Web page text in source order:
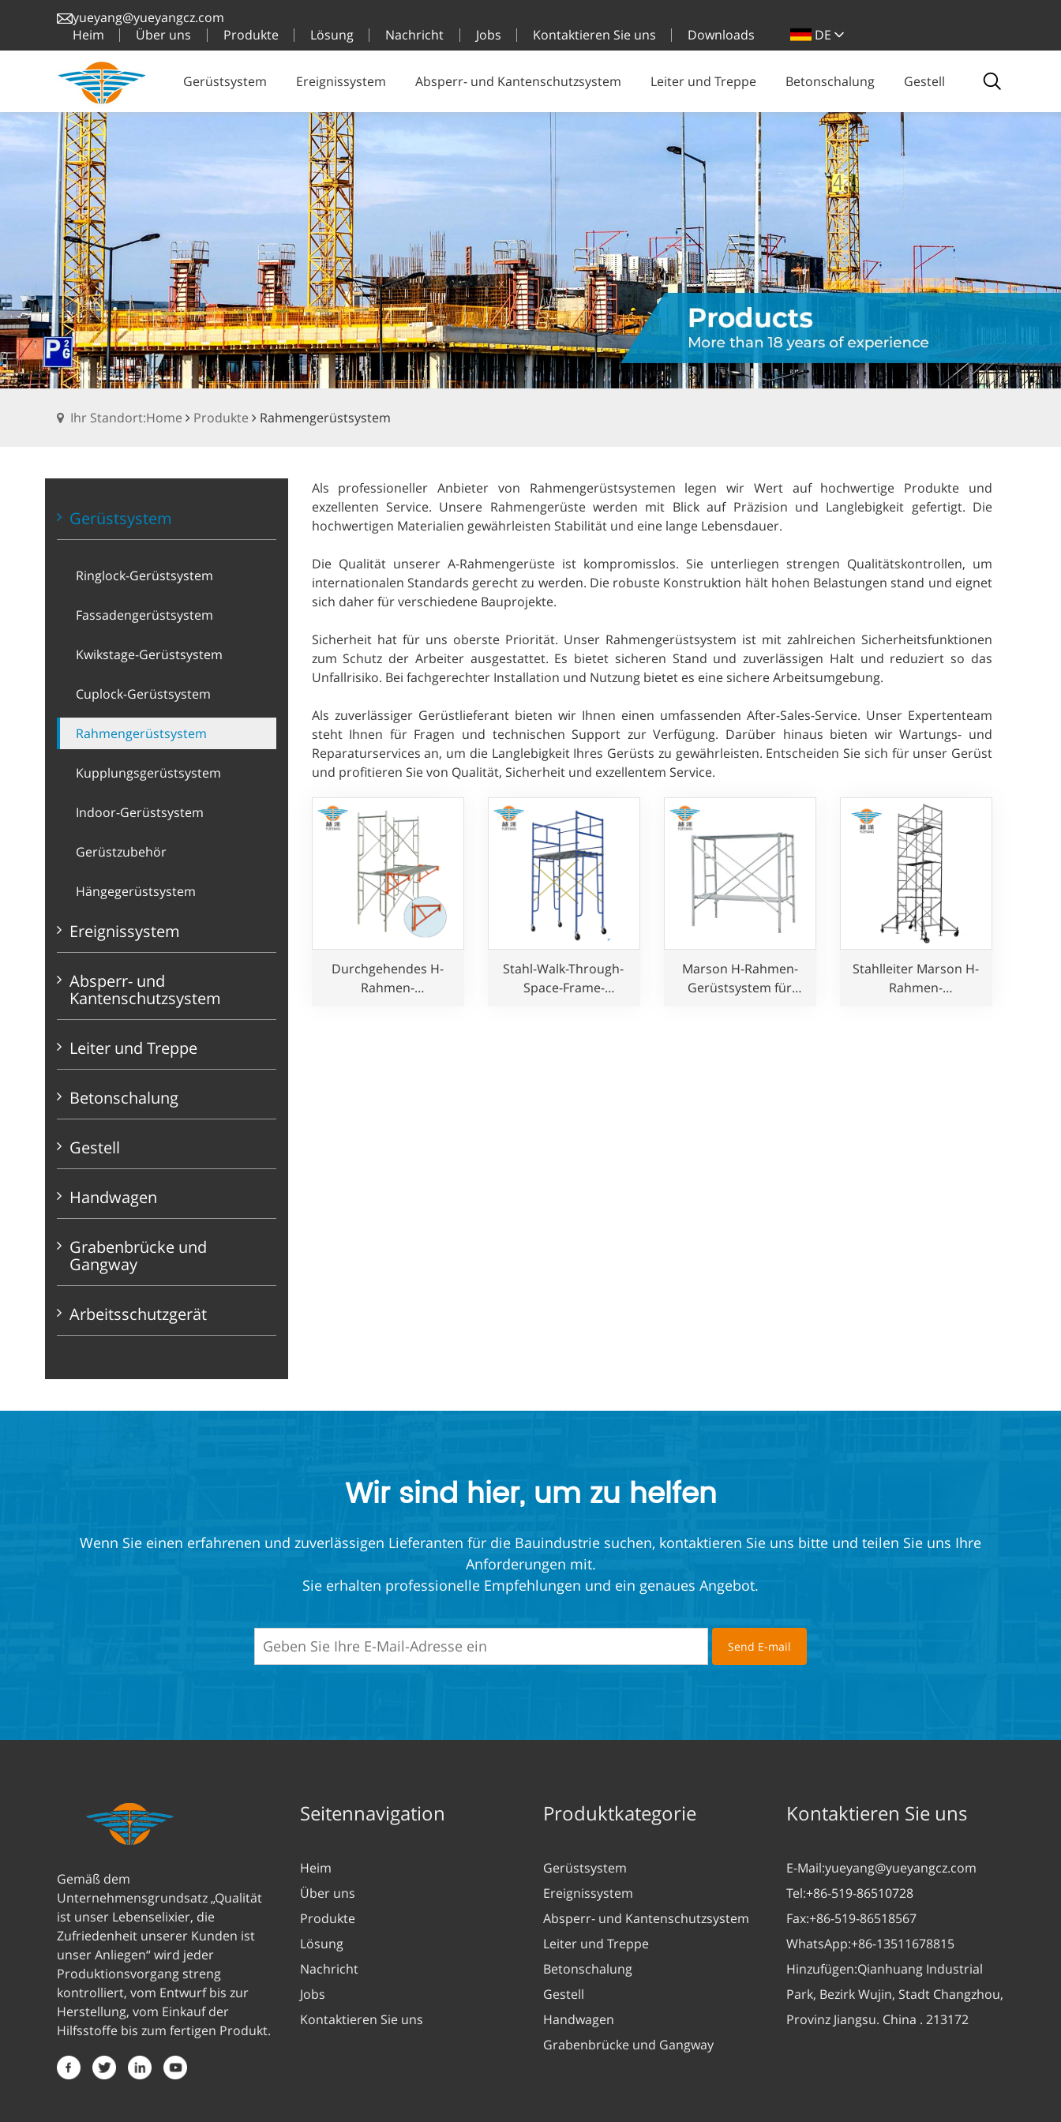
yueyang@yueyangcz.com
Heim
Über uns Produkte Lösung Nachricht Jobs Kontaktieren Sie uns Downloads DE
Gerüstsystem Ereignissystem Absperr- und Kantenschutzsystem Leiter und Treppe Betonschalung Gestell
Ihr Standort:Home Produkte Rahmengerüstsystem
Gerüstsystem
Ringlock-Gerüstsystem
Fassadengerüstsystem
Kwikstage-Gerüstsystem
Cuplock-Gerüstsystem
Rahmengerüstsystem
Kupplungsgerüstsystem
Indoor-Gerüstsystem
Gerüstzubehör
Hängegerüstsystem
Ereignissystem
Absperr- und
Kantenschutzsystem
Leiter und Treppe
Betonschalung
Gestell
Handwagen
Grabenbrücke und
Gangway
Arbeitsschutzgerät
Als professioneller Anbieter von Rahmengerüstsystemen legen wir Wert auf hochwertige Produkte und
exzellenten Service. Unsere Rahmengerüste werden mit Blick auf Präzision und Langlebigkeit gefertigt. Die
hochwertigen Materialien gewährleisten Stabilität und eine lange Lebensdauer.
Die Qualität unserer A-Rahmengerüste ist kompromisslos. Sie unterliegen strengen Qualitätskontrollen, um
internationalen Standards gerecht zu werden. Die robuste Konstruktion hält hohen Belastungen stand und eignet
sich daher für verschiedene Bauprojekte.
Sicherheit hat für uns oberste Priorität. Unser Rahmengerüstsystem ist mit zahlreichen Sicherheitsfunktionen
zum Schutz der Arbeiter ausgestattet. Es bietet sicheren Stand und zuverlässigen Halt und reduziert so das
Unfallrisiko. Bei fachgerechter Installation und Nutzung bietet es eine sichere Arbeitsumgebung.
Als zuverlässiger Gerüstlieferant bieten wir Ihnen einen umfassenden After-Sales-Service. Unser Expertenteam
steht Ihnen für Fragen und technischen Support zur Verfügung. Darüber hinaus bieten wir Wartungs- und
Reparaturservices an, um die Langlebigkeit Ihres Gerüsts zu gewährleisten. Entscheiden Sie sich für unser Gerüst
und profitieren Sie von Qualität, Sicherheit und exzellentem Service.
Durchgehendes H-
Rahmen-
Stahl-Walk-Through-
Space-Frame-
Marson H-Rahmen-
Gerüstsystem für
Stahlleiter Marson H-
Rahmen-
Wir sind hier, um zu helfen
Wenn Sie einen erfahrenen und zuverlässigen Lieferanten für die Bauindustrie suchen, kontaktieren Sie uns bitte und teilen Sie uns Ihre
Anforderungen mit.
Sie erhalten professionelle Empfehlungen und ein genaues Angebot.
Gemäß dem
Unternehmensgrundsatz „Qualität
ist unser Lebenselixier, die
Zufriedenheit unserer Kunden ist
unser Anliegen“ wird jeder
Produktionsvorgang streng
kontrolliert, vom Entwurf bis zur
Herstellung, vom Einkauf der
Hilfsstoffe bis zum fertigen Produkt.
Seitennavigation
Heim
Über uns
Produkte
Lösung
Nachricht
Jobs
Kontaktieren Sie uns
Produktkategorie
Gerüstsystem
Ereignissystem
Absperr- und Kantenschutzsystem
Leiter und Treppe
Betonschalung
Gestell
Handwagen
Grabenbrücke und Gangway
Kontaktieren Sie uns
E-Mail:yueyang@yueyangcz.com
Tel:+86-519-86510728
Fax:+86-519-86518567
WhatsApp:+86-13511678815
Hinzufügen:Qianhuang Industrial
Park, Bezirk Wujin, Stadt Changzhou,
Provinz Jiangsu. China . 213172